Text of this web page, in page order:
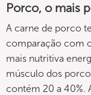
Porco, o mais
A carne de porco
comparação com
mais nutritiva
músculo dos
contém 20 a 40%.